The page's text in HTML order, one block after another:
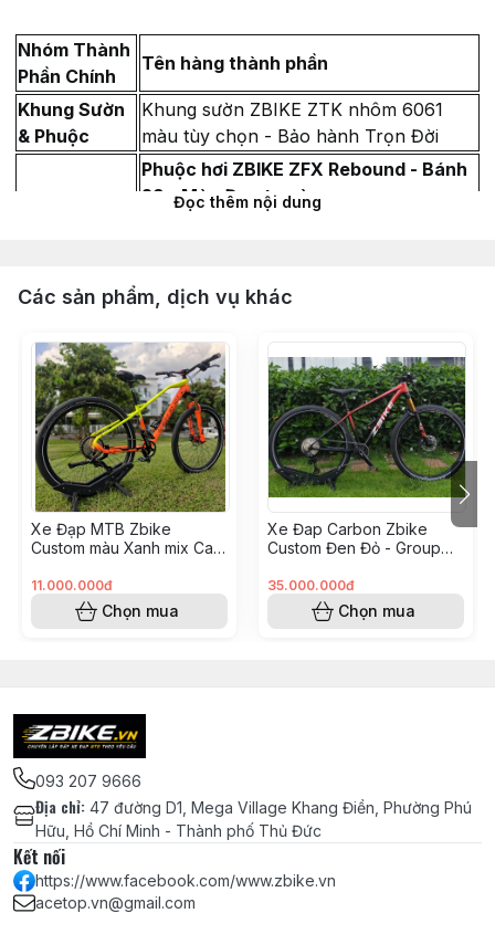
Nhóm Thành
Phần Chính
Tên hàng thành phần
Khung Sườn
& Phuộc
Khung sườn ZBIKE ZTK nhôm 6061
màu tùy chọn - Bảo hành Trọn Đời
Phuộc hơi ZBIKE ZFX Rebound - Bánh
29 - Màu Đen ty vàng
Vòng Carbon chêm cổ phuộc 28.6
(Dày 10mm & 5mm)
Miếng dán Cao su bảo vệ gấp xe đạp
địa
Hệ Thống
Truyền Động
Bộ group mini Shimano Deore M6100
1x12(Cối MS)
Giò đĩa HASSNS XO trục 29mm chuẩn
DUB& Đĩa 34T có bảo vệ
Pedal bàn đạp MZYRH siêu nhẹ sợi
nylon, 3 bạc đạn NBK
Hệ Thống
Thắng đĩa dầu Shimano MT200 -
Chính hãng
(Build tay)
Căm Taiwan thép không gỉ (Stainless
Vỏ/Lốp Continental RACE KING -
29x2.2
Đọc thêm nội dung
Các sản phẩm, dịch vụ khác
Xe Đạp MTB Zbike
Custom màu Xanh mix Cam
KH8248205)
11.000.000đ
Chọn mua
Xe Đap Carbon Zbike
Custom Đen Đỏ - Group
Tiêu KH8248211)
35.000.000đ
Chọn mua
093 207 9666
Địa chỉ: 47 đường D1, Mega Village Khang Điền, Phường Phú
Hữu, Hồ Chí Minh - Thành phố Thủ Đức
Kết nối
https://www.facebook.com/www.zbike.vn
acetop.vn@gmail.com